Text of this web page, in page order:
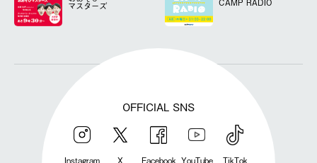
マスターズ
OFFICIAL SNS
Instagram X Facebook YouTube TikTok